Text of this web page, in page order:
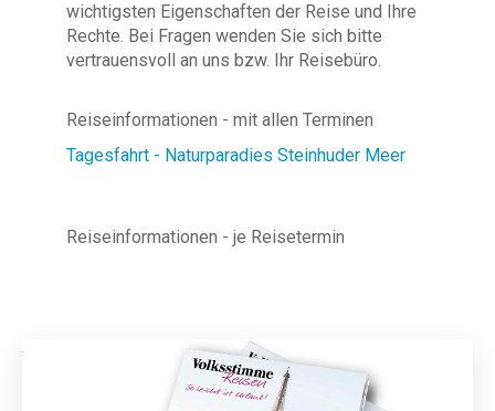
wichtigsten Eigenschaften der Reise und Ihre
Rechte. Bei Fragen wenden Sie sich bitte
vertrauensvoll an uns bzw. Ihr Reisebüro.
Reiseinformationen - mit allen Terminen
Tagesfahrt - Naturparadies Steinhuder Meer
Reiseinformationen - je Reisetermin